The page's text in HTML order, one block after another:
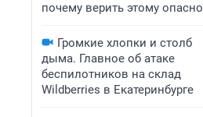
почему верить этому опасно
Громкие хлопки и столб
дыма. Главное об атаке
беспилотников на склад
Wildberries в Екатеринбурге